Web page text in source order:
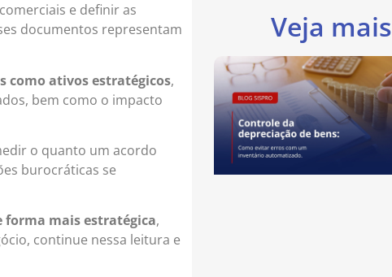
e definir as
documentos representam
como ativos estratégicos,
bem como o impacto
o quanto um acordo
burocráticas se
forma mais estratégica,
continue nessa leitura e
Veja mais